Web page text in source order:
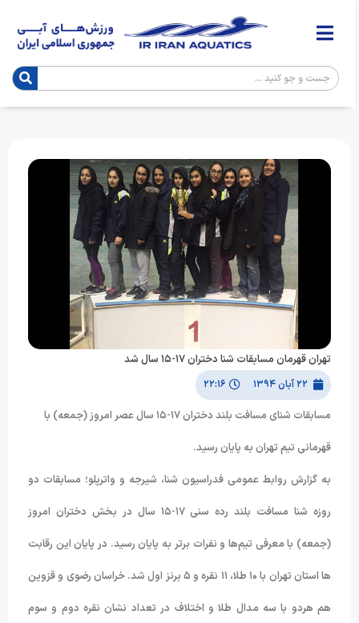
تهران قهرمان مسابقات شنا دختران ۱۷-۱۵ سال شد
۲۲ آبان ۱۳۹۴ ۲۲:۱۶
مسابقات شنای مسافت بلند دختران ۱۷-۱۵ سال عصر امروز (جمعه) با
قهرمانی تیم تهران به پایان رسید.
به گزارش روابط عمومی فدراسیون شنا، شیرجه و واترپلو؛ مسابقات دو
روزه شنا مسافت بلند رده سنی ۱۷-۱۵ سال در بخش دختران امروز
(جمعه) با معرفی تیم‌ها و نفرات برتر به پایان رسید. در پایان این رقابت
ها استان تهران با ۱۰ طلا، ۱۱ نقره و ۵ برنز اول شد. خراسان رضوی و قزوین
هم هردو با سه مدال طلا و اختلاف در تعداد نشان نقره دوم و سوم